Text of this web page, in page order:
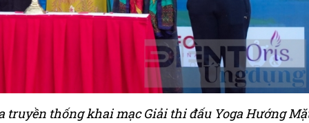
thống khai mạc Giải thi đấu Yoga Hướng